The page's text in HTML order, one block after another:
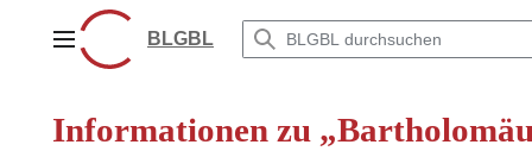
springenHauptmenüBLGBL
Informationen zu